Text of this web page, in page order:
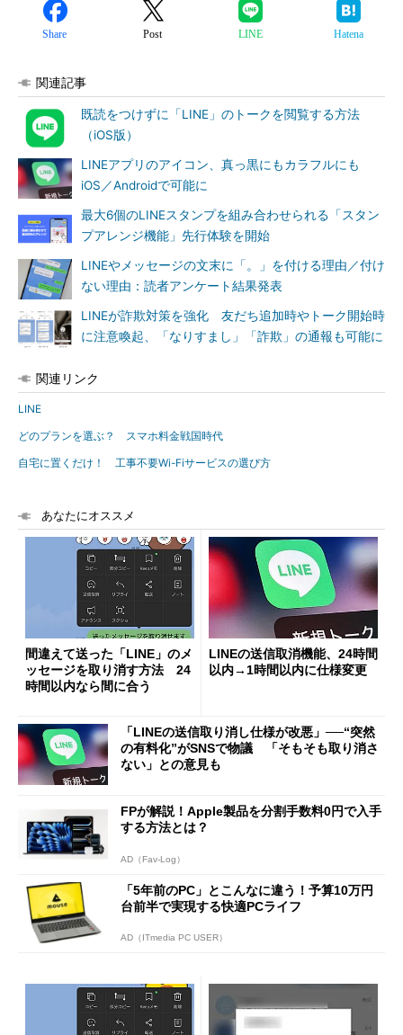
Share Post LINE Hatena
関連記事
既読をつけずに「LINE」のトークを閲覧する方法
（iOS版）
LINEアプリのアイコン、真っ黒にもカラフルにも
iOS／Androidで可能に
最大6個のLINEスタンプを組み合わせられる「スタン
プアレンジ機能」先行体験を開始
LINEやメッセージの文末に「。」を付ける理由／付け
ない理由：読者アンケート結果発表
LINEが詐欺対策を強化 友だち追加時やトーク開始時
に注意喚起、「なりすまし」「詐欺」の通報も可能に
関連リンク
LINE
どのプランを選ぶ？ スマホ料金戦国時代
自宅に置くだけ！ 工事不要Wi-Fiサービスの選び方
あなたにオススメ
間違えて送った「LINE」のメ
ッセージを取り消す方法 24
時間以内なら間に合う
LINEの送信取消機能、24時間
以内→1時間以内に仕様変更
「LINEの送信取り消し仕様が改悪」──“突然
の有料化”がSNSで物議 「そもそも取り消さ
ない」との意見も
FPが解説！Apple製品を分割手数料0円で入手
する方法とは？
AD（Fav-Log）
「5年前のPC」とこんなに違う！予算10万円
台前半で実現する快適PCライフ
AD（ITmedia PC USER）